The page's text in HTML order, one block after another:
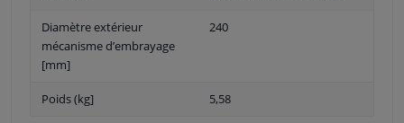
Diamètre extérieur
mécanisme d’embrayage
[mm]
240
Poids (kg] 5,58